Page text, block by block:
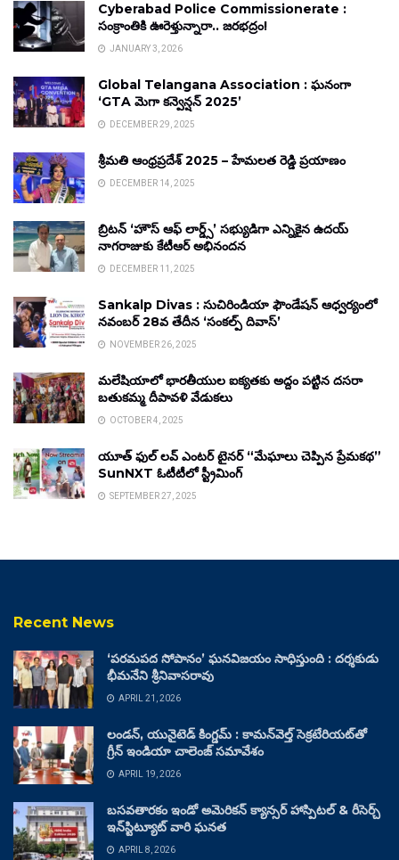
Cyberabad Police Commissionerate :
సంక్రాంతికి ఊరెళ్తున్నారా.. జరభద్రం!
JANUARY 3, 2026
Global Telangana Association : ఘనంగా
‘GTA మెగా కన్వెన్షన్ 2025’
DECEMBER 29, 2025
శ్రీమతి ఆంధ్రప్రదేశ్ 2025 – హేమలత రెడ్డి ప్రయాణం
DECEMBER 14, 2025
బ్రిటన్ ‘హౌస్ ఆఫ్ లార్డ్స్’ సభ్యుడిగా ఎన్నికైన ఉదయ్
నాగరాజుకు కేటీఆర్ అభినందన
DECEMBER 11, 2025
Sankalp Divas : సుచిరిండియా ఫౌండేషన్ ఆధ్వర్యంలో
నవంబర్ 28వ తేదీన ‘సంకల్ప్ దివాస్’
NOVEMBER 26, 2025
మలేషియాలో భారతీయుల ఐక్యతకు అద్దం పట్టిన దసరా
బతుకమ్మ దీపావళి వేడుకలు
OCTOBER 4, 2025
యూత్ ఫుల్ లవ్ ఎంటర్ టైనర్ “మేఘాలు చెప్పిన ప్రేమకథ”
SunNXT ఓటీటీలో స్ట్రీమింగ్
SEPTEMBER 27, 2025
Recent News
‘పరమపద సోపానం’ ఘనవిజయం సాధిస్తుంది : దర్శకుడు
భీమనేని శ్రీనివాసరావు
APRIL 21, 2026
లండన్, యునైటెడ్ కింగ్డమ్ : కామన్‌వెల్త్ సెక్రటేరియట్‌తో
గ్రీన్ ఇండియా చాలెంజ్ సమావేశం
APRIL 19, 2026
బసవతారకం ఇండో అమెరికన్ క్యాన్సర్ హాస్పిటల్ & రీసెర్చ్
ఇన్‌స్టిట్యూట్ వారి ఘనత
APRIL 8, 2026